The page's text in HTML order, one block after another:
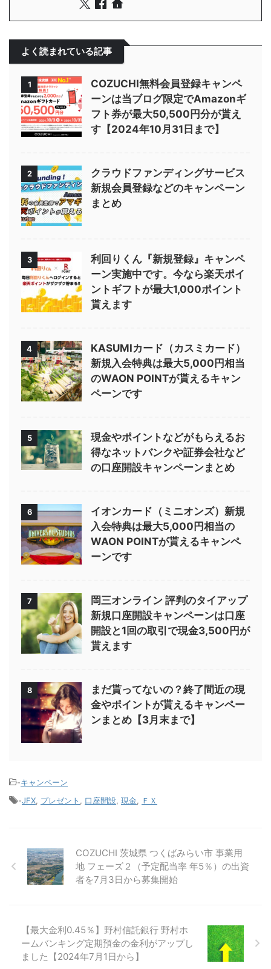
よく読まれている記事
1
COZUCHI無料会員登録キャンペ
ーンは当ブログ限定でAmazonギ
フト券が最大50,500円分が貰え
す【2024年10月31日まで】
2
クラウドファンディングサービス
新規会員登録などのキャンペーン
まとめ
3
利回りくん『新規登録』キャンペ
ーン実施中です。今なら楽天ポイ
ントギフトが最大1,000ポイント
貰えます
4
KASUMIカード（カスミカード）
新規入会特典は最大5,000円相当
のWAON POINTが貰えるキャン
ペーンです
5
現金やポイントなどがもらえるお
得なネットバンクや証券会社など
の口座開設キャンペーンまとめ
6
イオンカード（ミニオンズ）新規
入会特典は最大5,000円相当の
WAON POINTが貰えるキャンペ
ーンです
7
岡三オンライン 評判のタイアップ
新規口座開設キャンペーンは口座
開設と1回の取引で現金3,500円が
貰えます
8
まだ貰ってないの？終了間近の現
金やポイントが貰えるキャンペー
ンまとめ【3月末まで】
-キャンペーン
-JFX プレゼント 口座開設 現金 ＦＸ
COZUCHI 茨城県 つくばみらい市 事業用
地 フェーズ２（予定配当率 年5％）の出資
者を7月3日から募集開始
【最大金利0.45％】野村信託銀行 野村ホ
ームバンキング定期預金の金利がアップし
ました【2024年7月1日から】